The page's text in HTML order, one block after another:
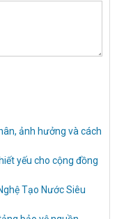
ảnh hưởng và cách
yếu cho cộng đồng
Tạo Nước Siêu